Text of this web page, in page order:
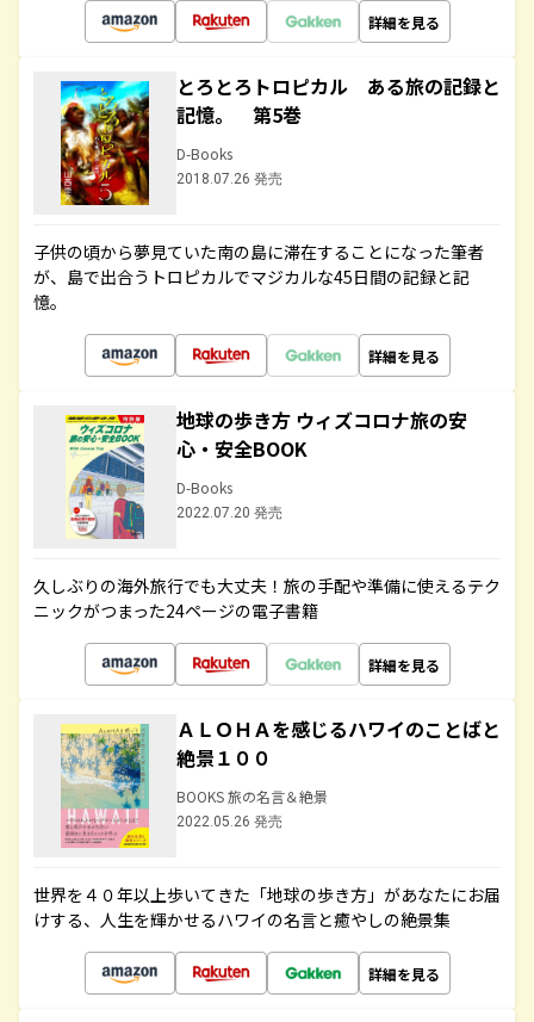
詳細を見る
とろとろトロピカル ある旅の記録と
記憶。 第5巻
D-Books
2018.07.26 発売
子供の頃から夢見ていた南の島に滞在することになった筆者
が、島で出合うトロピカルでマジカルな45日間の記録と記
憶。
詳細を見る
地球の歩き方 ウィズコロナ旅の安
心・安全BOOK
D-Books
2022.07.20 発売
久しぶりの海外旅行でも大丈夫！旅の手配や準備に使えるテク
ニックがつまった24ページの電子書籍
詳細を見る
ＡＬＯＨＡを感じるハワイのことばと
絶景１００
BOOKS 旅の名言＆絶景
2022.05.26 発売
世界を４０年以上歩いてきた「地球の歩き方」があなたにお届
けする、人生を輝かせるハワイの名言と癒やしの絶景集
詳細を見る